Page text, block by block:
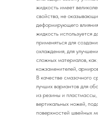
жидкость имеет
свойства, не
деформирующего
жидкость используется
применяться для
охлаждения, для
сложных материалов,
кожзаменителей,
В качестве смазочного
лучших вариантов для
из резины и пластмассы,
вертикальных ножей,
поверхностей швейных